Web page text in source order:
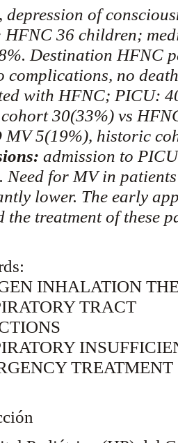
of
HFNC 36 children;
Destination HFNC
complications, no
with HFNC; PICU:
30(33%) vs
MV 5(19%), historic
admission to
Need for MV in
lower. The early
the treatment of these
INHALATION
TRACT
TREATMENT